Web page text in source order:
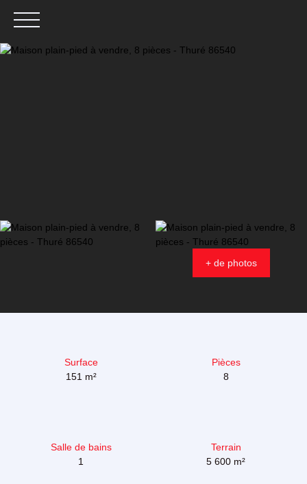
+ de photos
Surface
151 m²
Pièces
8
Salle de bains
1
Terrain
5 600 m²